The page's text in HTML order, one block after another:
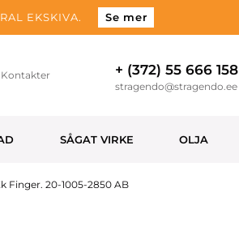
EKSKIVA. Se mer
Kontakter + (372) 55 666 158
stragendo@stragendo.ee
SÅGAT VIRKE OLJA
Finger. 20-1005-2850 AB